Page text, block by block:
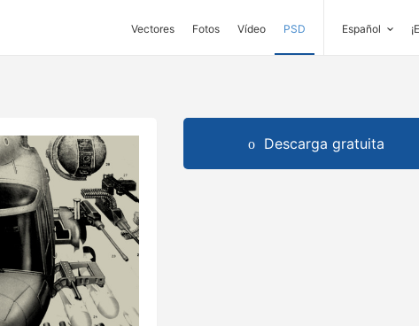
Vectores Fotos Vídeo PSD Español
Descarga gratuita